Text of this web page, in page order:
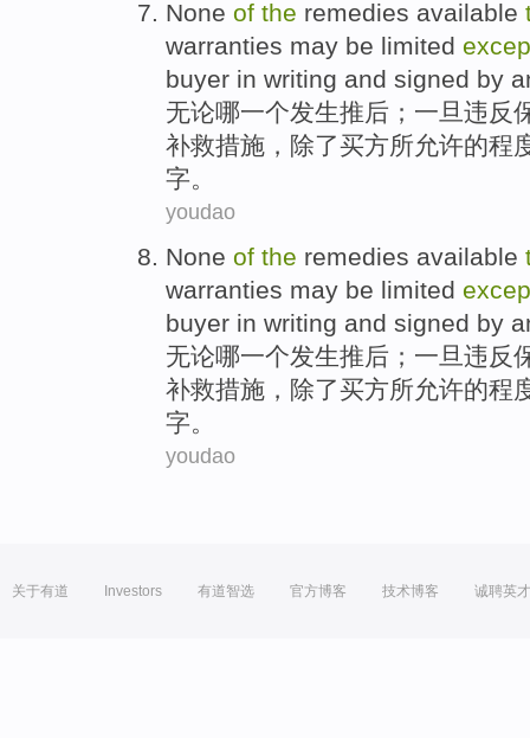
None of the remedies available
warranties may be limited
buyer in writing and signed by
无论哪一个发生推后；一旦 违反
补救措施， 除了买方所允许的程
字。
youdao
None of the remedies available
warranties may be limited
buyer in writing and signed by
无论哪一个发生推后；一旦 违反
补救措施， 除了买方所允许的程
字 。
youdao
关于有道 Investors 有道智选 官方博客 技术博客 诚聘英才